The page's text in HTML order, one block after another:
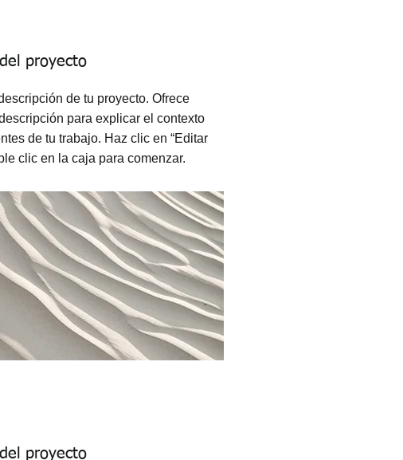
proyecto
de tu proyecto. Ofrece
para explicar el contexto
de tu trabajo. Haz clic en “Editar
clic en la caja para comenzar.
proyecto